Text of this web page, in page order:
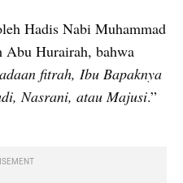
Hadis Nabi Muhammad
Abu Hurairah, bahwa
fitrah, Ibu Bapaknya
Nasrani, atau Majusi.”